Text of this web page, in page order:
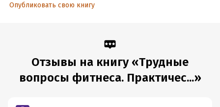
Опубликовать свою книгу
Отзывы на книгу «Трудные
вопросы фитнеса. Практичес...»